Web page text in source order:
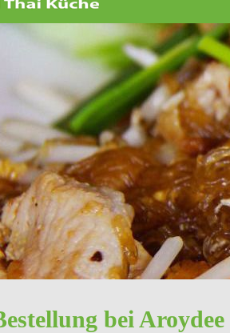
bei